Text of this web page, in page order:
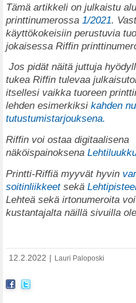
Tämä artikkeli on julkaistu
printtinumerossa 1/2021.
käyttökokeisiin perustuvia
jokaisessa Riffin
Jos pidät näitä juttuja
tukea Riffin tulevaa
itsellesi vaikka tuoreen
lehden esimerkiksi kahden
tutustumistarjouksena.
Riffin voi ostaa digitaalisena
näköispainoksena
Printti-Riffiä myyvät hyvin
soitinliikkeet sekä
Lehteä sekä irtonumeroita
kustantajalta näillä sivuilla
12.2.2022 Lauri Paloposki